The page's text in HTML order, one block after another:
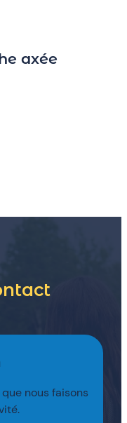
axée
nous faisons